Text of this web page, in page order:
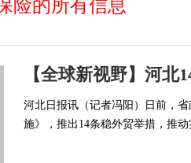
险的所有信息
【全球新视野】河北
河北日报讯（记者冯阳）日前，
施》，推出14条稳外贸举措，推